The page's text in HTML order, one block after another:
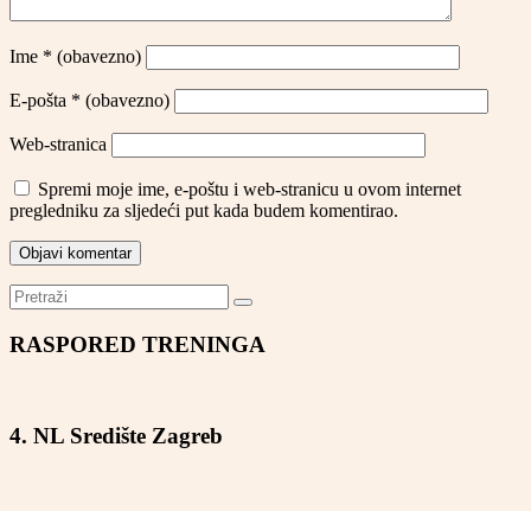
Ime * (obavezno)
E-pošta * (obavezno)
Web-stranica
Spremi moje ime, e-poštu i web-stranicu u ovom internet
pregledniku za sljedeći put kada budem komentirao.
RASPORED TRENINGA
4. NL Središte Zagreb